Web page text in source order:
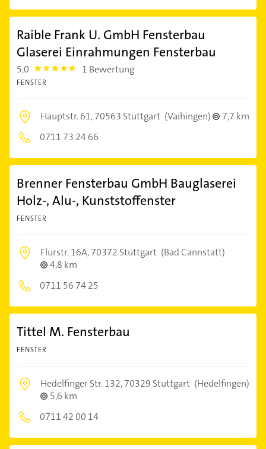
Raible Frank U. GmbH Fensterbau
Glaserei Einrahmungen Fensterbau
5,0 5.0 1 Bewertung
FENSTER
Hauptstr. 61,70563 Stuttgart (Vaihingen)
7,7 km
0711 73 24 66
Brenner Fensterbau GmbH Bauglaserei
Holz-, Alu-, Kunststoffenster
FENSTER
Flurstr. 16A,70372 Stuttgart (Bad Cannstatt)
4,8 km
0711 56 74 25
Tittel M. Fensterbau
FENSTER
Hedelfinger Str. 132,70329 Stuttgart (Hedelfingen)
5,6 km
0711 42 00 14